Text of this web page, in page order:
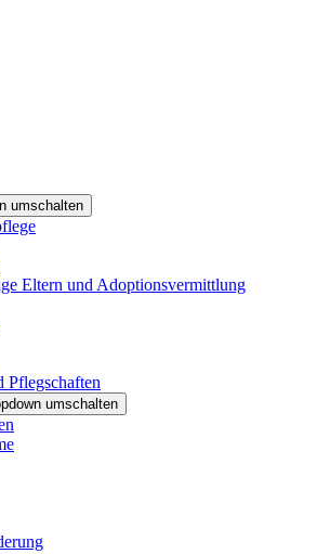
umschalten
Eltern und Adoptionsvermittlung
Pflegschaften
umschalten